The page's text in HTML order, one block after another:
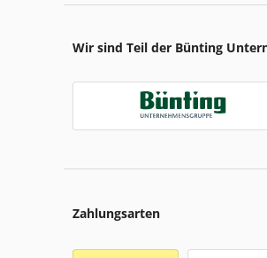
Wir sind Teil der Bünting
Zahlungsarten